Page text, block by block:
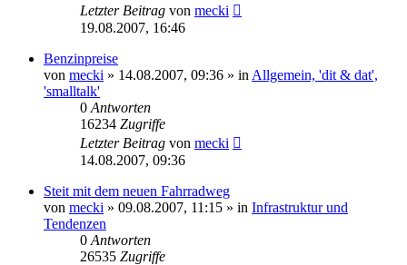
Letzter Beitrag von mecki
19.08.2007, 16:46
Benzinpreise
von mecki » 14.08.2007, 09:36 » in Allgemein, 'dit & dat',
'smalltalk'
0 Antworten
16234 Zugriffe
Letzter Beitrag von mecki
14.08.2007, 09:36
Steit mit dem neuen Fahrradweg
von mecki » 09.08.2007, 11:15 » in Infrastruktur und
Tendenzen
0 Antworten
26535 Zugriffe